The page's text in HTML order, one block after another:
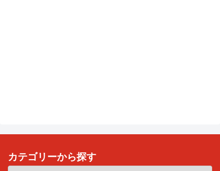
カテゴリーから探す